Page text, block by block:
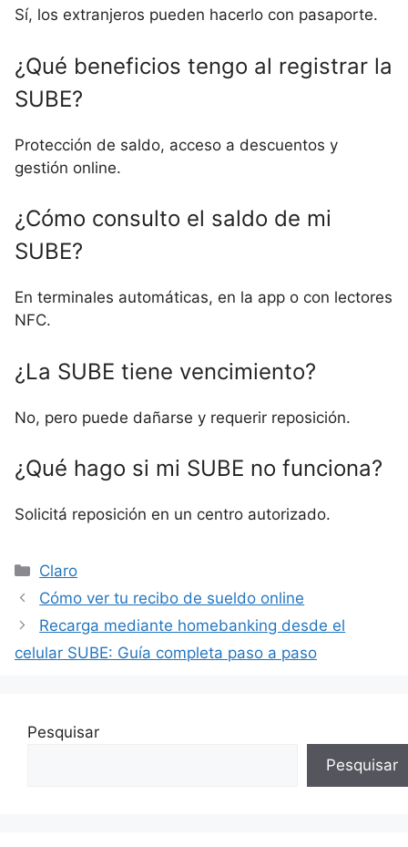
Sí, los extranjeros pueden hacerlo con pasaporte.
¿Qué beneficios tengo al registrar la
SUBE?
Protección de saldo, acceso a descuentos y
gestión online.
¿Cómo consulto el saldo de mi
SUBE?
En terminales automáticas, en la app o con lectores
NFC.
¿La SUBE tiene vencimiento?
No, pero puede dañarse y requerir reposición.
¿Qué hago si mi SUBE no funciona?
Solicitá reposición en un centro autorizado.
Categorías
Claro
Cómo ver tu recibo de sueldo online
Recarga mediante homebanking desde el
celular SUBE: Guía completa paso a paso
Pesquisar
Pesquisar